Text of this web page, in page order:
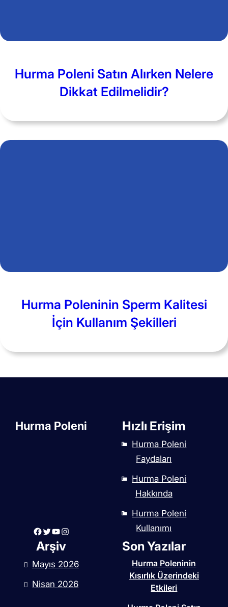
Hurma Poleni Satın Alırken Nelere
Dikkat Edilmelidir?
Hurma Poleninin Sperm Kalitesi
İçin Kullanım Şekilleri
Hurma Poleni
Facebook Twitter YouTube Instagram
Hızlı Erişim
Hurma Poleni
Faydaları
Hurma Poleni
Hakkında
Hurma Poleni
Kullanımı
Arşiv
Mayıs 2026
Nisan 2026
Son Yazılar
Hurma Poleninin
Kısırlık Üzerindeki
Etkileri